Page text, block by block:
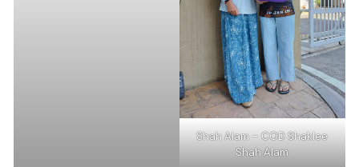
Shah Alam – COD Shaklee
Shah Alam